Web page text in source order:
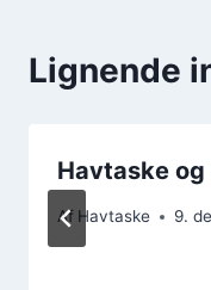
Lignende
Havtaske
Af Havtaske 9.